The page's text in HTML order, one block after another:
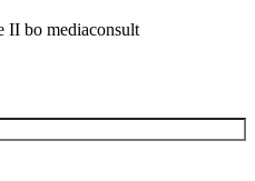
II bo mediaconsult